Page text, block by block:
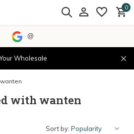
0
@
Wholesale
wanten
with wanten
Sort by: